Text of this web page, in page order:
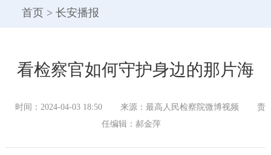
首页 > 长安播报
看检察官如何守护身边的那片海
时间：2024-04-03 18:50 来源：最高人民检察院微博视频
责
任编辑：郝金萍